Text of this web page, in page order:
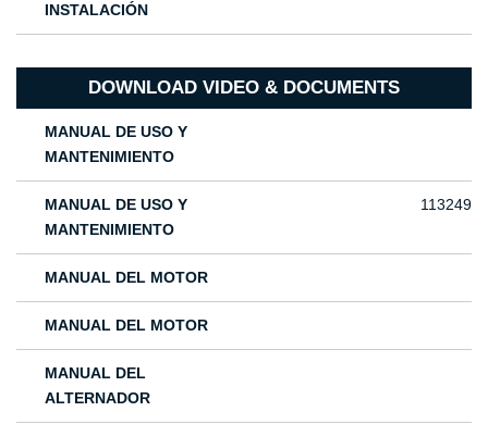
INSTALACIÓN
DOWNLOAD VIDEO & DOCUMENTS
MANUAL DE USO Y
MANTENIMIENTO
MANUAL DE USO Y
MANTENIMIENTO
113249
MANUAL DEL MOTOR
MANUAL DEL MOTOR
MANUAL DEL
ALTERNADOR